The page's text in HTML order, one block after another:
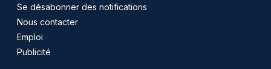
Se désabonner des notifications
Nous contacter
Emploi
Publicité